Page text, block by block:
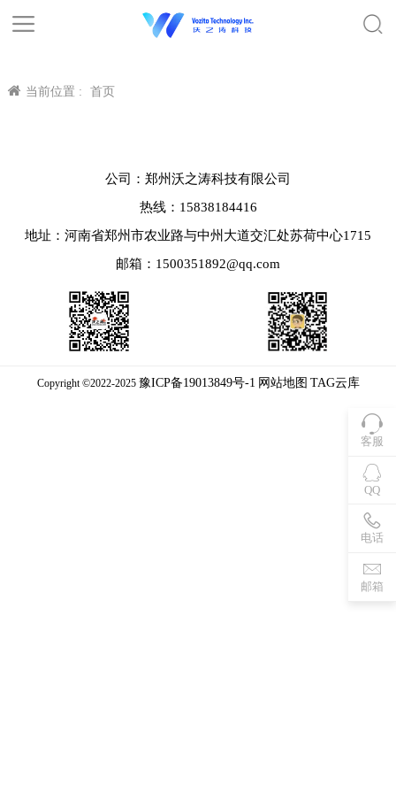
当前位置 : 首页
客服
QQ
电话
邮箱
公司：郑州沃之涛科技有限公司
热线：15838184416
地址：河南省郑州市农业路与中州大道交汇处苏荷中心1715
邮箱：1500351892@qq.com
Copyright ©2022-2025 豫ICP备19013849号-1 网站地图 TAG云库